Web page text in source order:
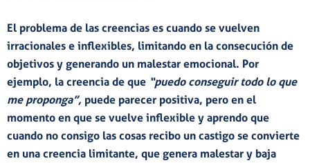
El problema de las creencias es cuando se vuelven
irracionales e inflexibles, limitando en la consecución de
objetivos y generando un malestar emocional. Por
ejemplo, la creencia de que “puedo conseguir todo lo que
me proponga”, puede parecer positiva, pero en el
momento en que se vuelve inflexible y aprendo que
cuando no consigo las cosas recibo un castigo se convierte
en una creencia limitante, que genera malestar y baja